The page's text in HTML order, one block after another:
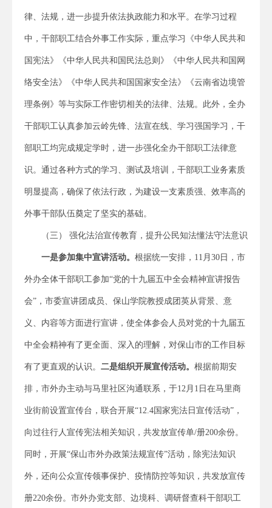
律、法规，进一步提升依法执政能力和水平。在学习过程
中，干部职工结合外事工作实际，重点学习《中华人民共和
国宪法》《中华人民共和国民法总则》《中华人民共和国网
络安全法》《中华人民共和国国家安全法》《云南省边境管
理条例》等与实际工作密切相关的法律、法规。此外，全办
干部职工认真参加云岭先锋、法宣在线、学习强国学习，干
部职工均完成规定学时，进一步强化全办干部职工法律意
识。通过各种方式的学习、测试及培训，干部职工业务素质
明显提高，确保了依法行政，为建设一支素质强、效率高的
外事干部队伍奠定了坚实的基础。
（三） 强化法治宣传教育，提升公民知法懂法守法意识
一是参加集中宣讲活动。 根据统一安排，11月30日，市
外办全体干部职工参加“党的十九届五中全会精神宣讲报告
会”，市委宣讲团成员、保山学院教授成团英从背景、意
义、内容等方面进行宣讲，使全体参会人员对党的十九届五
中全会精神有了更全面、深入的理解，对保山市的工作目标
有了更直观的认识。 二是组织开展宣传活动。 根据前期安
排，市外办主动与马里社区沟通联系，于12月1日在马里商
业街前设置宣传台，联合开展“12.4国家宪法日宣传活动”，
向过往行人宣传宪法相关知识，共发放宣传单/册200余份。
同时，开展“保山市外办政策法规宣传”活动，除宪法知识
外，还向公众宣传领事保护、疫情防控等知识，共发放宣传
册220余份。市外办党支部、边境科、调研督查科干部职工